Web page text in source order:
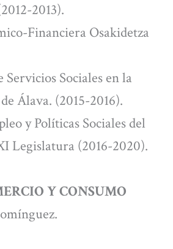
2013).
Financiera Osakidetza
Sociales en la
Álava. (2015-2016).
y Políticas Sociales del
Legislatura (2016-2020).
Y CONSUMO